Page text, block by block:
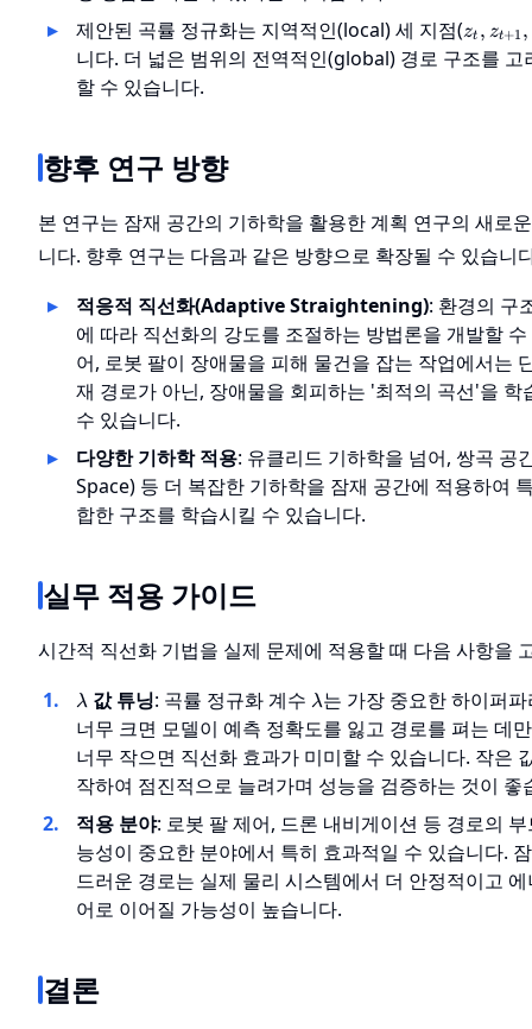
제안된 곡률 정규화는 지역적인(local) 세 지점(z_t,
zt , zt+1 ,
니다. 더 넓은 범위의 전역적인(global) 경로 구조를 고
할 수 있습니다.
향후 연구 방향
본 연구는 잠재 공간의 기하학을 활용한 계획 연구의 새로
니다. 향후 연구는 다음과 같은 방향으로 확장될 수 있습니
적응적 직선화(Adaptive Straightening): 환경의 구
에 따라 직선화의 강도를 조절하는 방법론을 개발할
어, 로봇 팔이 장애물을 피해 물건을 잡는 작업에서는
재 경로가 아닌, 장애물을 회피하는 '최적의 곡선'을 학
수 있습니다.
다양한 기하학 적용: 유클리드 기하학을 넘어, 쌍곡 공
Space) 등 더 복잡한 기하학을 잠재 공간에 적용하여
합한 구조를 학습시킬 수 있습니다.
실무 적용 가이드
시간적 직선화 기법을 실제 문제에 적용할 때 다음 사항을
\lambda
λ 값 튜닝: 곡률 정규화 계수 \lambda
λ는 가장 중요한 하이퍼
너무 크면 모델이 예측 정확도를 잃고 경로를 펴는 데
너무 작으면 직선화 효과가 미미할 수 있습니다. 작은
작하여 점진적으로 늘려가며 성능을 검증하는 것이 좋
적용 분야: 로봇 팔 제어, 드론 내비게이션 등 경로의
능성이 중요한 분야에서 특히 효과적일 수 있습니다.
드러운 경로는 실제 물리 시스템에서 더 안정적이고
어로 이어질 가능성이 높습니다.
결론